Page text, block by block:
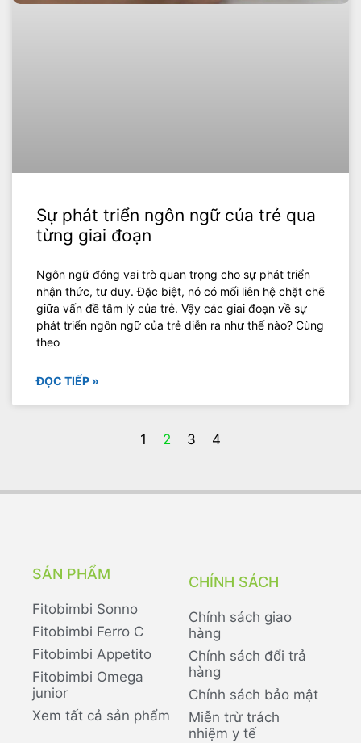
Sự phát triển ngôn ngữ của trẻ qua
từng giai đoạn
Ngôn ngữ đóng vai trò quan trọng cho sự phát triển
nhận thức, tư duy. Đặc biệt, nó có mối liên hệ chặt chẽ
giữa vấn đề tâm lý của trẻ. Vậy các giai đoạn về sự
phát triển ngôn ngữ của trẻ diễn ra như thế nào? Cùng
theo
ĐỌC TIẾP »
1 2 3 4
SẢN PHẨM
Fitobimbi Sonno
Fitobimbi Ferro C
Fitobimbi Appetito
Fitobimbi Omega
junior
Xem tất cả sản phẩm
CHÍNH SÁCH
Chính sách giao
hàng
Chính sách đổi trả
hàng
Chính sách bảo mật
Miễn trừ trách
nhiệm y tế